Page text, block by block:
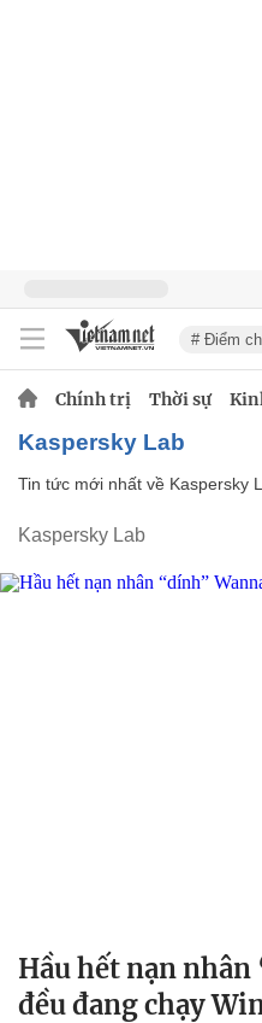
# Điểm
Chính trị Thời sự
Kaspersky Lab
Tin tức mới nhất về Kaspersky
Kaspersky Lab
Hầu hết nạn
đều đang chạy